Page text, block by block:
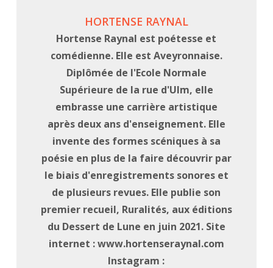
HORTENSE RAYNAL
Hortense Raynal est poétesse et
comédienne. Elle est Aveyronnaise.
Diplômée de l'Ecole Normale
Supérieure de la rue d'Ulm, elle
embrasse une carrière artistique
après deux ans d'enseignement. Elle
invente des formes scéniques à sa
poésie en plus de la faire découvrir par
le biais d'enregistrements sonores et
de plusieurs revues. Elle publie son
premier recueil, Ruralités, aux éditions
du Dessert de Lune en juin 2021. Site
internet : www.hortenseraynal.com
Instagram :